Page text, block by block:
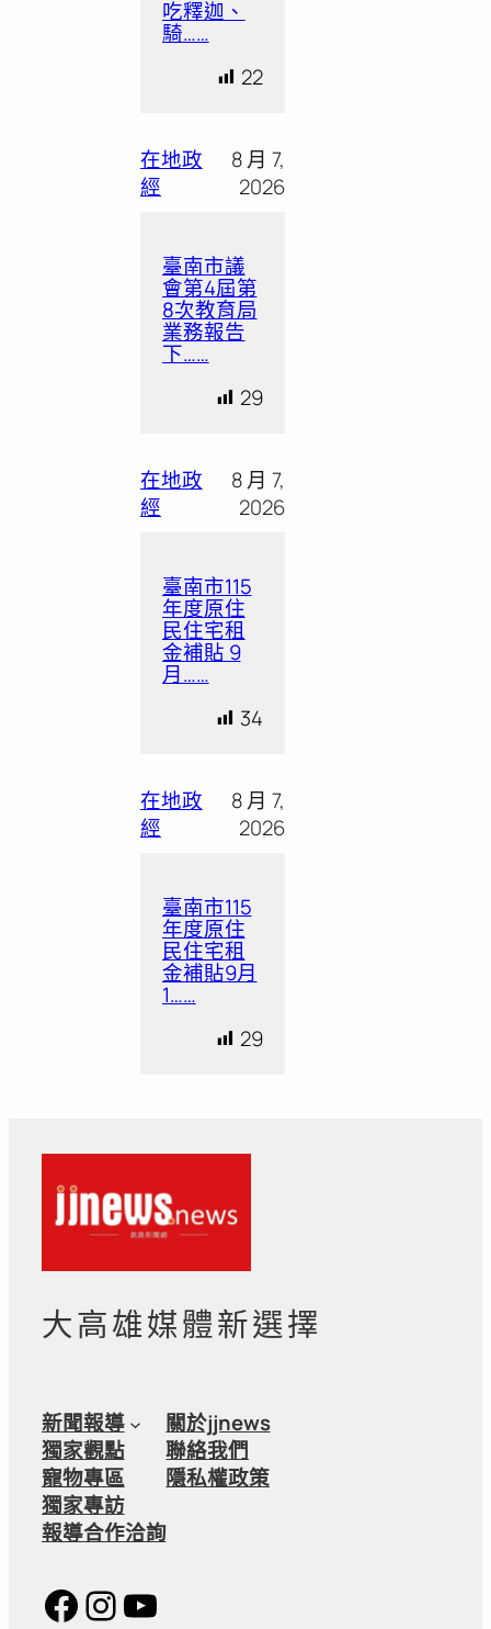
吃釋迦、
騎……
22
在地政
經
8 月 7,
2026
臺南市議
會第4屆第
8次教育局
業務報告
下……
29
在地政
經
8 月 7,
2026
臺南市115
年度原住
民住宅租
金補貼 9
月……
34
在地政
經
8 月 7,
2026
臺南市115
年度原住
民住宅租
金補貼9月
1……
29
大高雄媒體新選擇
新聞報導
獨家觀點
寵物專區
獨家專訪
報導合作洽詢
關於jjnews
聯絡我們
隱私權政策
Facebook
Instagram
YouTube